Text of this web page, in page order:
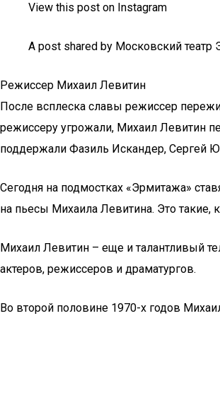
View this post on Instagram
A post shared by Московский
Режиссер Михаил Левитин
После всплеска славы режиссер
режиссеру угрожали, Михаил Левитин
поддержали Фазиль Искандер, Сергей
Сегодня на подмостках «Эрмитажа»
на пьесы Михаила Левитина. Это такие,
Михаил Левитин – еще и талантливый
актеров, режиссеров и драматургов.
Во второй половине 1970-х годов